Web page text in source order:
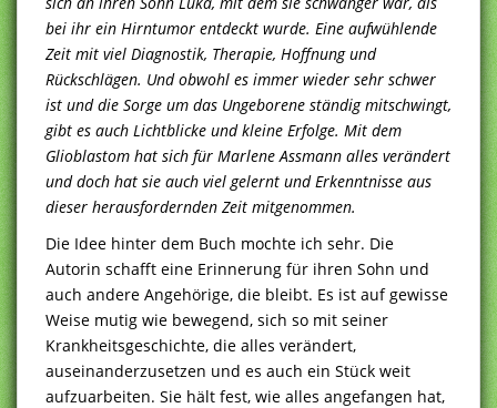
bei ihr ein Hirntumor entdeckt wurde. Eine aufwühlende
Zeit mit viel Diagnostik, Therapie, Hoffnung und
Rückschlägen. Und obwohl es immer wieder sehr schwer
ist und die Sorge um das Ungeborene ständig mitschwingt,
gibt es auch Lichtblicke und kleine Erfolge. Mit dem
Glioblastom hat sich für Marlene Assmann alles verändert
und doch hat sie auch viel gelernt und Erkenntnisse aus
dieser herausfordernden Zeit mitgenommen.
Die Idee hinter dem Buch mochte ich sehr. Die
Autorin schafft eine Erinnerung für ihren Sohn und
auch andere Angehörige, die bleibt. Es ist auf gewisse
Weise mutig wie bewegend, sich so mit seiner
Krankheitsgeschichte, die alles verändert,
auseinanderzusetzen und es auch ein Stück weit
aufzuarbeiten. Sie hält fest, wie alles angefangen hat,